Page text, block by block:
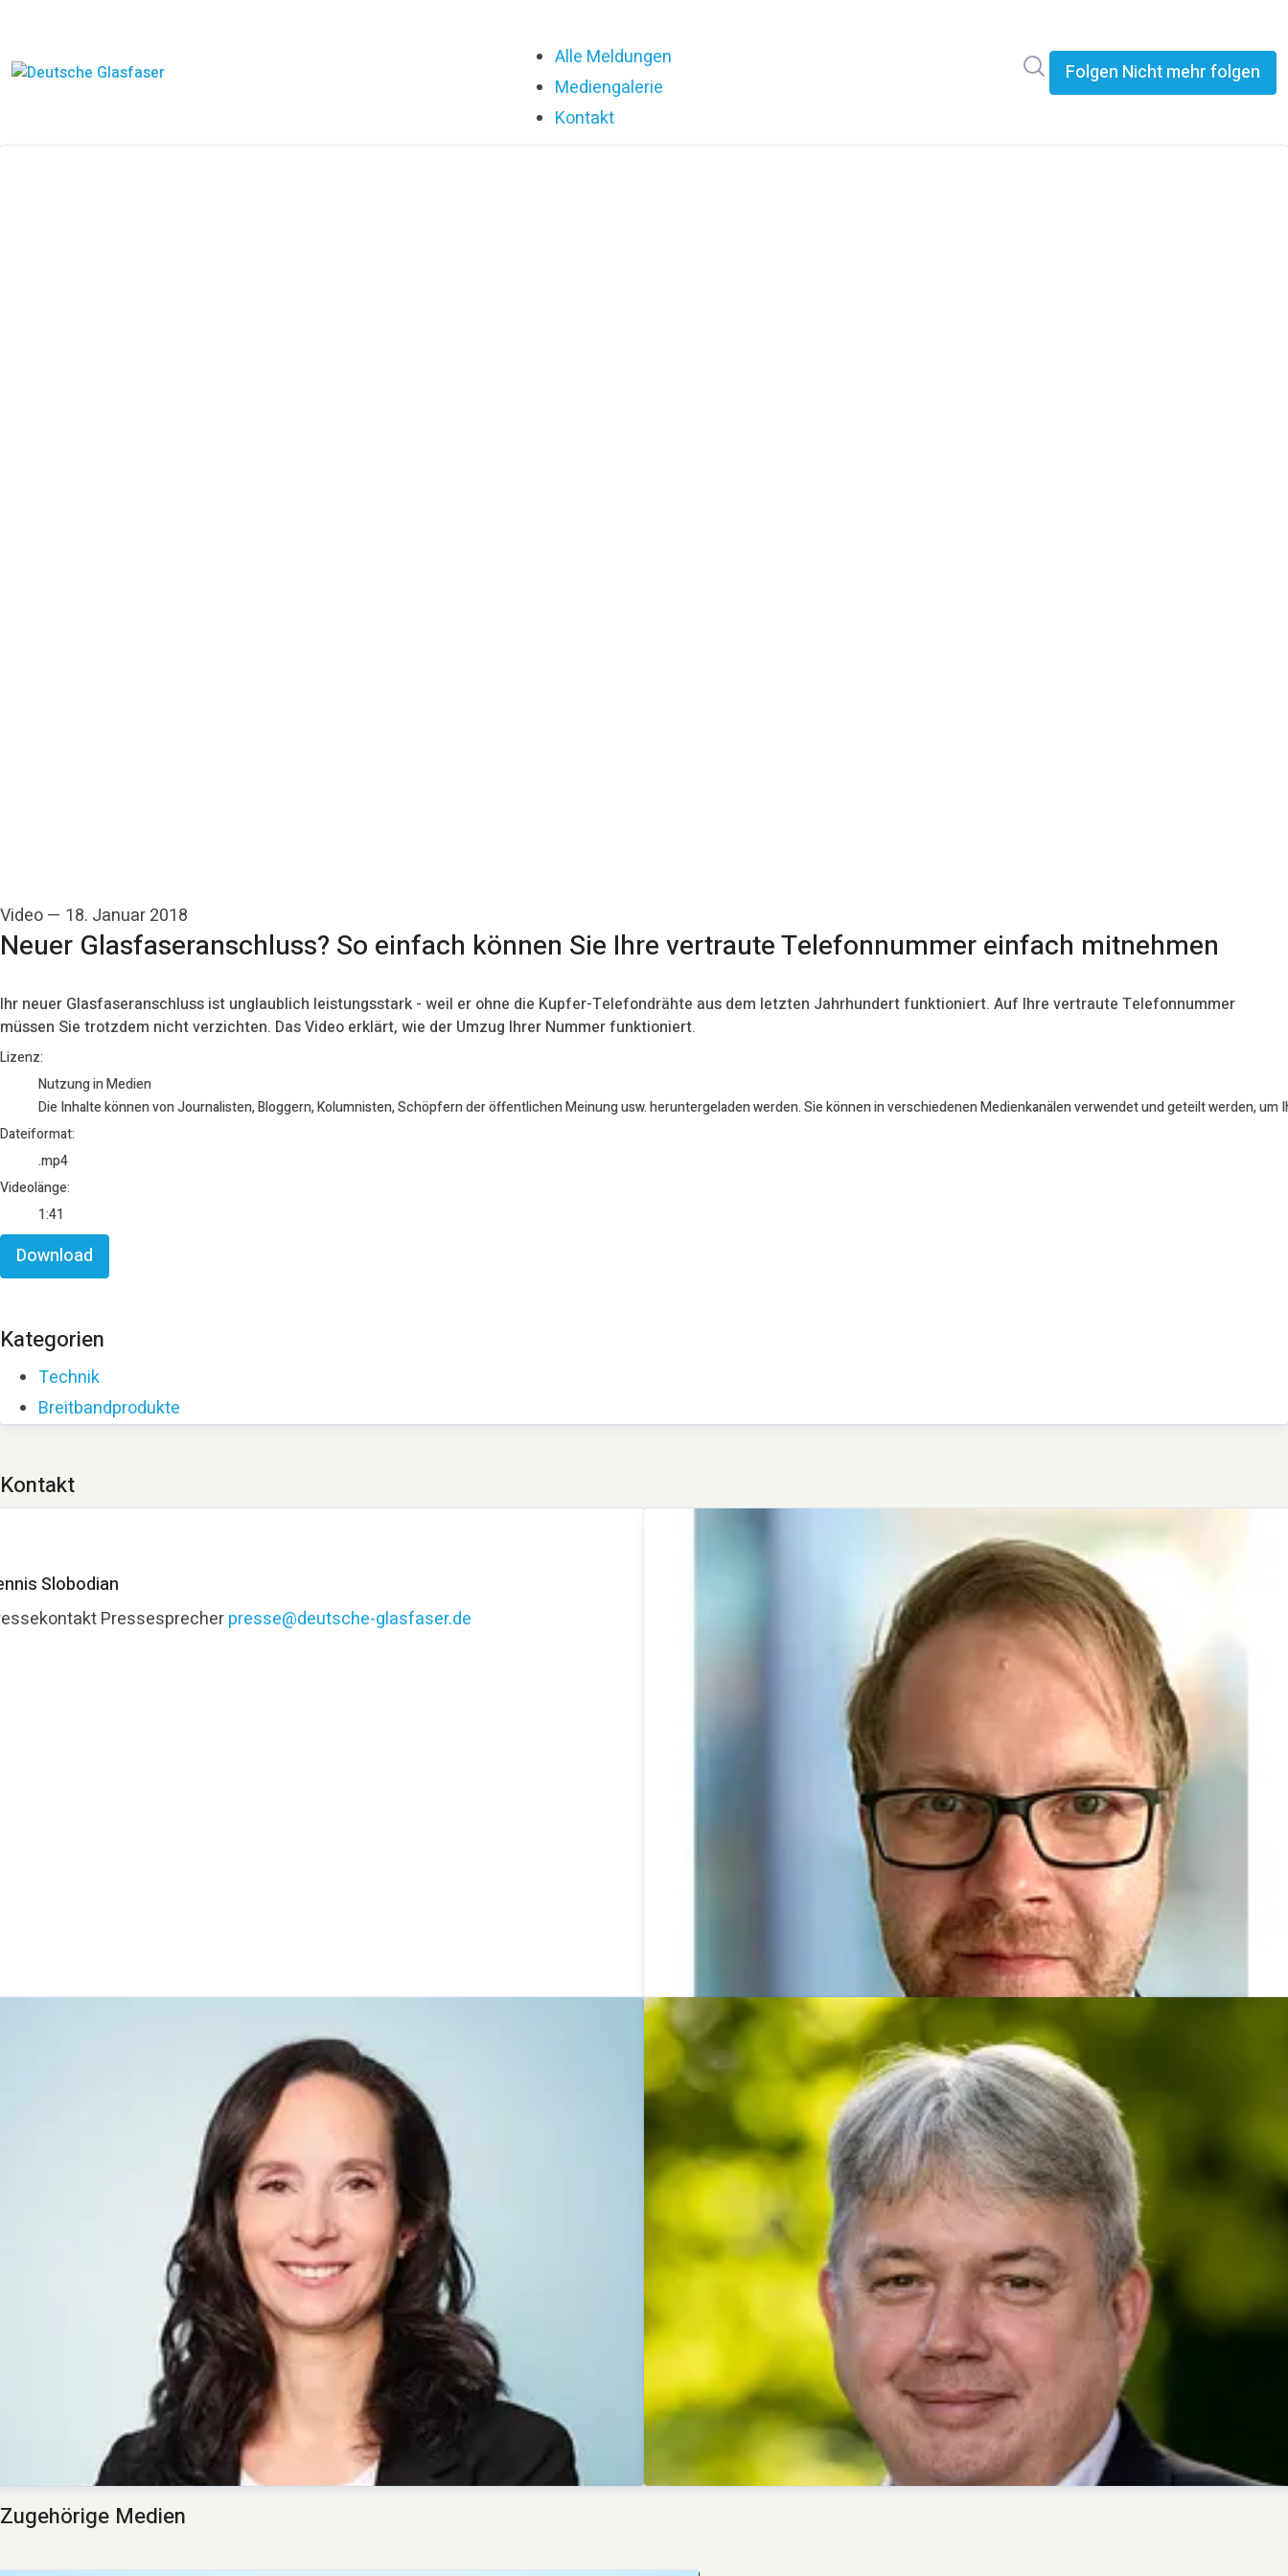
Alle Meldungen
Mediengalerie
Kontakt
Im Newsroom suchen
Folgen Nicht mehr folgen
Video— 18. Januar 2018
Neuer Glasfaseranschluss? So einfach können Sie Ihre vertraute Telefonnummer einfach mitnehmen
Ihr neuer Glasfaseranschluss ist unglaublich leistungsstark - weil er ohne die Kupfer-Telefondrähte aus dem letzten Jahrhundert funktioniert. Auf Ihre vertraute Telefonnummer
müssen Sie trotzdem nicht verzichten. Das Video erklärt, wie der Umzug Ihrer Nummer funktioniert.
go to media item
Lizenz:
Nutzung in Medien
Die Inhalte können von Journalisten, Bloggern, Kolumnisten, Schöpfern der öffentlichen Meinung usw. heruntergeladen werden. Sie können in verschiedenen Medienkanälen verwendet und geteilt
Dateiformat:
.mp4
Videolänge:
1:41
Download
Kategorien
Technik
Breitbandprodukte
Kontakt
Slobodian
Pressesprecherpresse@deutsche-glasfaser.de
Pressesprecherpresse@deutsche-glasfaser.de
Zugehörige Medien